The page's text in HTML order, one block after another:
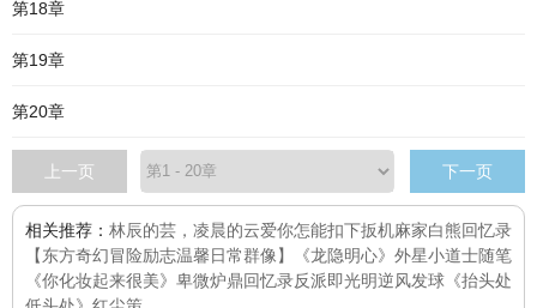
第18章
第19章
第20章
上一页 下一页
相关推荐： 林辰的芸，凌晨的云爱你怎能扣下扳机麻家白熊回忆录
【东方奇幻冒险励志温馨日常群像】
《龙隐明心》 外星小道士随笔
《你化妆起来很美》 卑微炉鼎回忆录反派即光明逆风发球 《抬头处